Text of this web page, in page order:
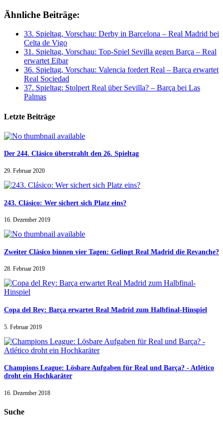
Ähnliche Beiträge:
33. Spieltag, Vorschau: Derby in Barcelona – Real Madrid bei
Celta de Vigo
31. Spieltag, Vorschau: Top-Spiel Sevilla gegen Barça – Real
erwartet Eibar
36. Spieltag, Vorschau: Valencia fordert Real – Barça erwartet
Real Sociedad
37. Spieltag: Stolpert Real über Sevilla? – Barça bei Las
Palmas
Letzte Beiträge
Der 244. Clásico überstrahlt den 26. Spieltag
29. Februar 2020
243. Clásico: Wer sichert sich Platz eins?
16. Dezember 2019
Zweiter Clásico binnen vier Tagen: Gelingt Real Madrid die Revanche?
28. Februar 2019
Copa del Rey: Barça erwartet Real Madrid zum Halbfinal-Hinspiel
5. Februar 2019
Champions League: Lösbare Aufgaben für Real und Barça? - Atlético
droht ein Hochkaräter
16. Dezember 2018
Suche